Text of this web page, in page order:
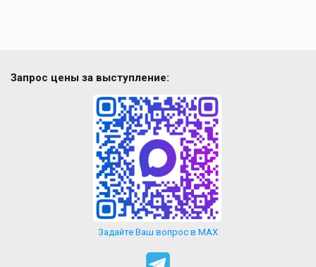
Запрос цены за выступление:
Задайте Ваш вопрос в MAX